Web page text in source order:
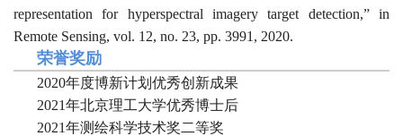
representation for hyperspectral imagery target detection,” in
Remote Sensing, vol. 12, no. 23, pp. 3991, 2020.
荣誉奖励
2020年度博新计划优秀创新成果
2021年北京理工大学优秀博士后
2021年测绘科学技术奖二等奖